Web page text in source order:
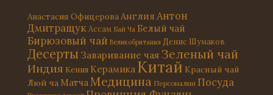
Анастасия ОфицероваАнглия Антон
Дмитращук Ассам Бай Ча Белый чай
Бирюзовый чай Великобритания Денис Шумаков
Десерты Заваривание чая Зеленый чай
Индия Кения Керамика Китай Красный чай
Люй ча МатчаМедицина Персоналии Посуда